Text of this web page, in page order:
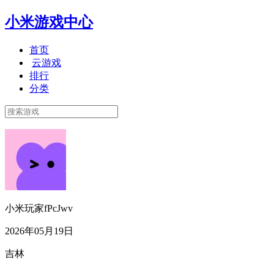
小米游戏中心
首页
云游戏
排行
分类
小米玩家fPcJwv
2026年05月19日
吉林